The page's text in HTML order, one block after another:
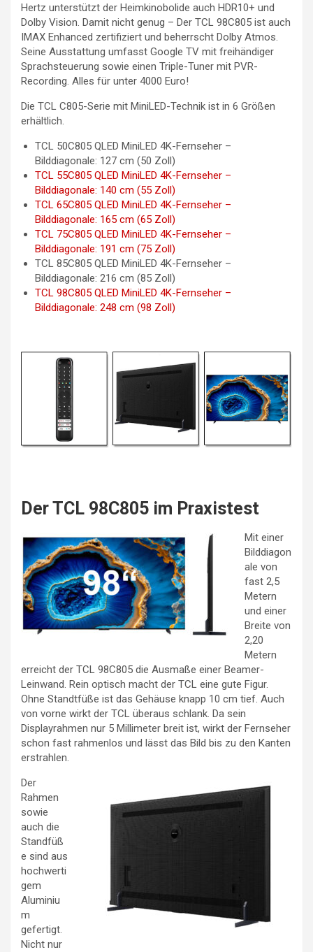
Hertz unterstützt der Heimkinobolide auch HDR10+ und
Dolby Vision. Damit nicht genug – Der TCL 98C805 ist auch
IMAX Enhanced zertifiziert und beherrscht Dolby Atmos.
Seine Ausstattung umfasst Google TV mit freihändiger
Sprachsteuerung sowie einen Triple-Tuner mit PVR-
Recording. Alles für unter 4000 Euro!
Die TCL C805-Serie mit MiniLED-Technik ist in 6 Größen
erhältlich.
TCL 50C805 QLED MiniLED 4K-Fernseher –
Bilddiagonale: 127 cm (50 Zoll)
TCL 55C805 QLED MiniLED 4K-Fernseher –
Bilddiagonale: 140 cm (55 Zoll)
TCL 65C805 QLED MiniLED 4K-Fernseher –
Bilddiagonale: 165 cm (65 Zoll)
TCL 75C805 QLED MiniLED 4K-Fernseher –
Bilddiagonale: 191 cm (75 Zoll)
TCL 85C805 QLED MiniLED 4K-Fernseher –
Bilddiagonale: 216 cm (85 Zoll)
TCL 98C805 QLED MiniLED 4K-Fernseher –
Bilddiagonale: 248 cm (98 Zoll)
Der TCL 98C805 im Praxistest
Mit einer
Bilddiagon
ale von
fast 2,5
Metern
und einer
Breite von
2,20
Metern
erreicht der TCL 98C805 die Ausmaße einer Beamer-
Leinwand. Rein optisch macht der TCL eine gute Figur.
Ohne Standtfüße ist das Gehäuse knapp 10 cm tief. Auch
von vorne wirkt der TCL überaus schlank. Da sein
Displayrahmen nur 5 Millimeter breit ist, wirkt der Fernseher
schon fast rahmenlos und lässt das Bild bis zu den Kanten
erstrahlen.
Der
Rahmen
sowie
auch die
Standfüß
e sind aus
hochwerti
gem
Aluminiu
m
gefertigt.
Nicht nur